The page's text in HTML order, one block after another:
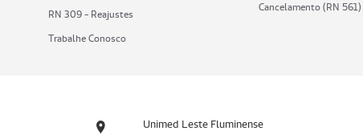
RN 309 - Reajustes
Trabalhe Conosco
Cancelamento (RN 561)
Unimed Leste Fluminense